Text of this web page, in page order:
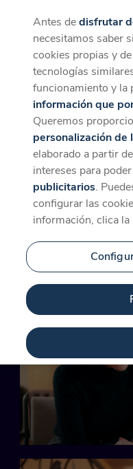
La mejor
para
Antes dedisfrutar
necesitamos saber
cookies propias y
tecnologías
funcionamiento y
información que
Queremos
personalización de
elaborado a partir
intereses para
publicitarios.
configurar las
información, clica la